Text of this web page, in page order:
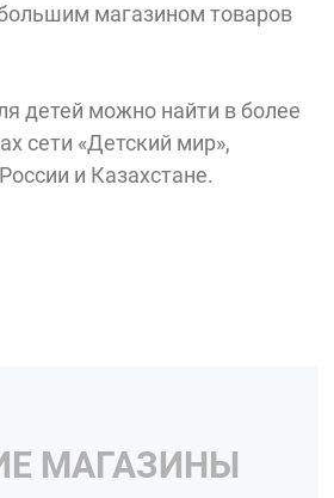
магазином товаров
детей можно найти в более
сети «Детский мир»,
и Казахстане.
МАГАЗИНЫ